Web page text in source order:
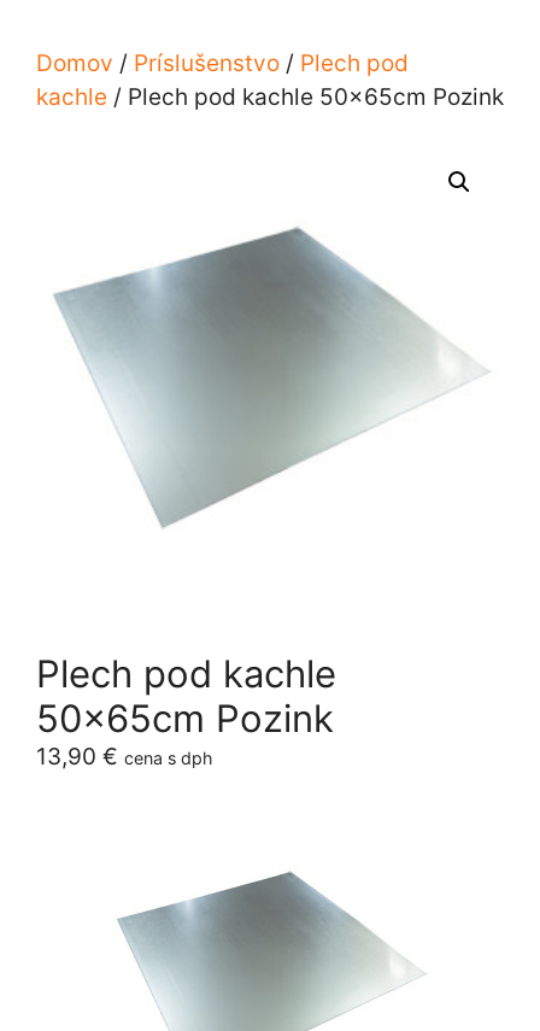
Domov / Príslušenstvo / Plech pod
kachle / Plech pod kachle 50x65cm Pozink
Plech pod kachle
50x65cm Pozink
13,90 € cena s dph